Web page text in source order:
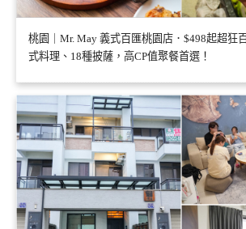
桃園｜Mr. May 義式百匯桃園店．$498起超狂
式料理、18種披薩，高CP值聚餐首選！